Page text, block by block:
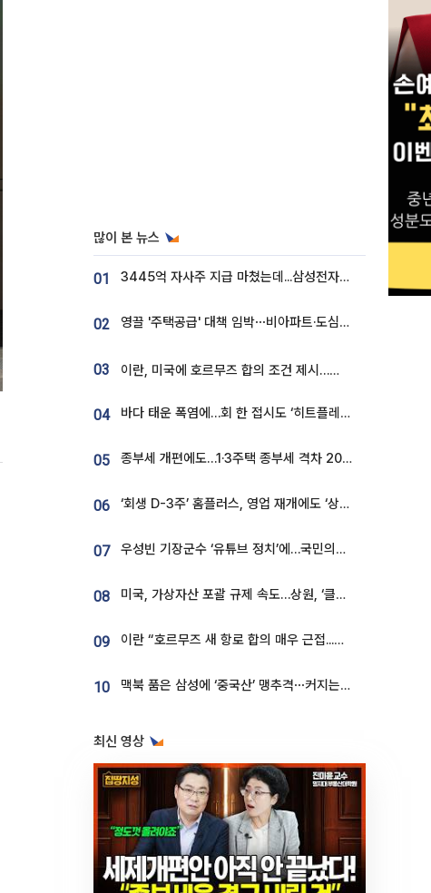
많이 본 뉴스
01 3445억 자사주 지급 마쳤는데...삼성전자 DX노조, 뒤늦은 '떼쓰기 집회'
02 영끌 '주택공급' 대책 임박⋯비아파트·도심복합까지 총동원
03 이란, 미국에 호르무즈 합의 조건 제시…美 “경기 아직 안 끝나” [종합]
04 바다 태운 폭염에…회 한 접시도 ‘히트플레이션’
05 종부세 개편에도…1·3주택 종부세 격차 2028년부터 확대
06 ‘회생 D-3주’ 홈플러스, 영업 재개에도 ‘상품 공급망’ 복구가 생존 관건
07 우성빈 기장군수 ‘유튜브 정치’에…국민의힘 군의원들 집단 반발
08 미국, 가상자산 포괄 규제 속도…상원, ‘클래리티법’ 9월 절차투표 추진
09 이란 “호르무즈 새 항로 합의 매우 근접...미국 배상 먼저”
10 맥북 품은 삼성에 ‘중국산’ 맹추격⋯커지는 노트북 OLED 시장
최신 영상